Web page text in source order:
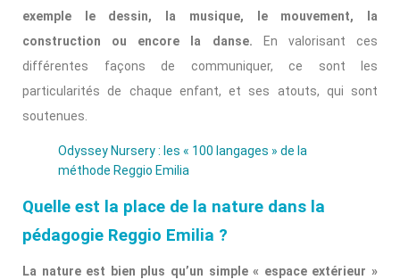
exemple le dessin, la musique, le mouvement, la
construction ou encore la danse. En valorisant ces
différentes façons de communiquer, ce sont les
particularités de chaque enfant, et ses atouts, qui sont
soutenues.
Odyssey Nursery : les « 100 langages » de la
méthode Reggio Emilia
Quelle est la place de la nature dans la
pédagogie Reggio Emilia ?
La nature est bien plus qu’un simple « espace extérieur »